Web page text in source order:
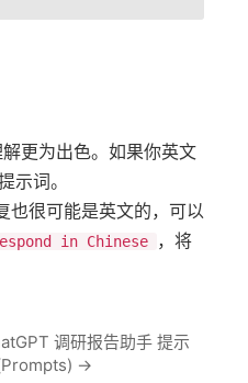
更为出色。如果你英文
示词。
也很可能是英文的，可以
in Chinese
，将
调研报告助手 提示
→